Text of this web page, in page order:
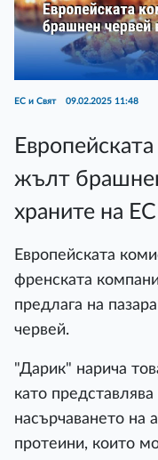
ЕС и Свят 09.02.2025 11:48
жълт
храните на ЕС
Европейската
френската
предлага на
червей.
"Дарик" нарича
като
насърчаването на
протеини, които